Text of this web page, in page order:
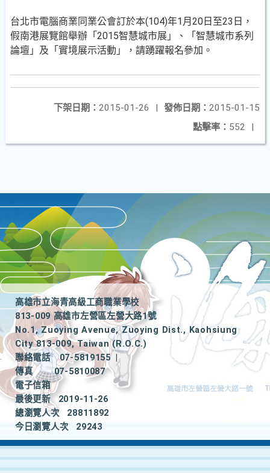
台北市電腦商業同業公會訂於本(104)年1月20日至23日，
假南港展覽館舉辦「2015智慧城市展」、「智慧城市系列
論壇」及「實境展示活動」，請踴躍報名參加。
發佈日期： 2015-01-15
下架日期： 2015-01-26
|
點擊率： 552 |
高雄市立海青高級工商職業學校
813-009 高雄市左營區左營大路1號
No.1, Zuoying Avenue, Zuoying Dist., Kaohsiung
City 813-009, Taiwan (R.O.C.)
聯絡電話
07-5819155
|
傳真
07-5810087
電子信箱
最後更新
2019-11-26
總瀏覽人次
28811892
今日瀏覽人次
29243